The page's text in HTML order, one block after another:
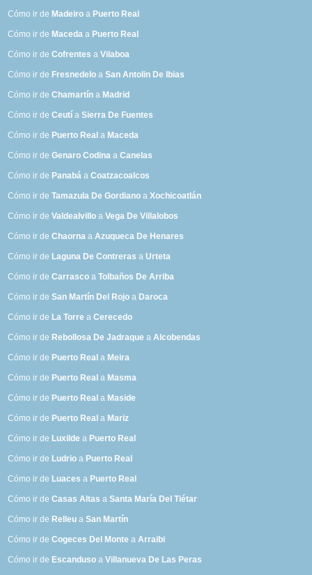
Cómo ir de Madeiro a Puerto Real
Cómo ir de Maceda a Puerto Real
Cómo ir deCofrentes aVilaboa
Cómo ir de Fresnedelo aSan Antolin De Ibias
Cómo ir deChamartín a Madrid
Cómo ir deCeutí aSierra De Fuentes
Cómo ir de Puerto Real a Maceda
Cómo ir deGenaro Codina aCanelas
Cómo ir de Panabá aCoatzacoalcos
Cómo ir deTamazula De Gordiano aXochicoatlán
Cómo ir deValdealvillo aVega De Villalobos
Cómo ir deChaorna aAzuqueca De Henares
Cómo ir de Laguna De Contreras aUrteta
Cómo ir deCarrasco aTolbaños De Arriba
Cómo ir deSan Martín Del Rojo a Daroca
Cómo ir de La Torre aCerecedo
Cómo ir de Rebollosa De Jadraque aAlcobendas
Cómo ir de Puerto Real a Meira
Cómo ir de Puerto Real a Masma
Cómo ir de Puerto Real a Maside
Cómo ir de Puerto Real a Mariz
Cómo ir de Luxilde a Puerto Real
Cómo ir de Ludrio a Puerto Real
Cómo ir de Luaces a Puerto Real
Cómo ir deCasas Altas aSanta María Del Tiétar
Cómo ir de Relleu aSan Martín
Cómo ir deCogeces Del Monte aArraibi
Cómo ir de Escanduso aVillanueva De Las Peras